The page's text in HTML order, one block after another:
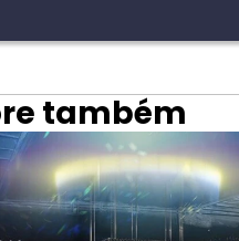
também